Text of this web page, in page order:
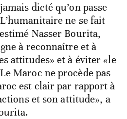
dicté qu’on passe
ne se fait
Nasser Bourita,
à reconnaître et à
attitudes» et à éviter «le
Maroc ne procède pas
est clair par rapport à
et son attitude», a